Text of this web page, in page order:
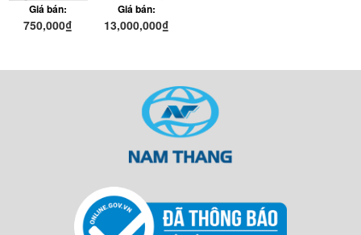
Giá bán:
750,000₫
Giá bán:
13,000,000₫